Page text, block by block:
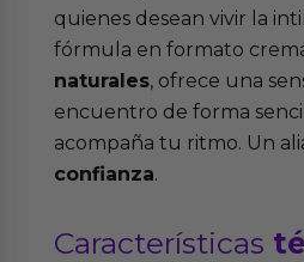
quienes desean vivir la
fórmula en formato
naturales, ofrece una
encuentro de forma
acompaña tu ritmo. Un
confianza.
Características